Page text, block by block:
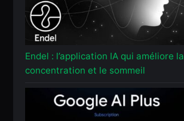
Endel : l’application IA qui améliore la
concentration et le sommeil